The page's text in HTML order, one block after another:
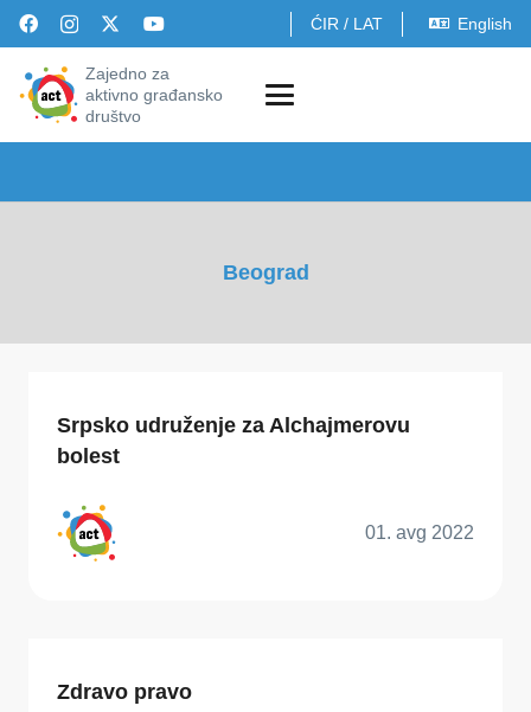
ĆIR / LAT English
Zajedno za
aktivno građansko
društvo
Beograd
Srpsko udruženje za Alchajmerovu
bolest
01. avg 2022
Zdravo pravo